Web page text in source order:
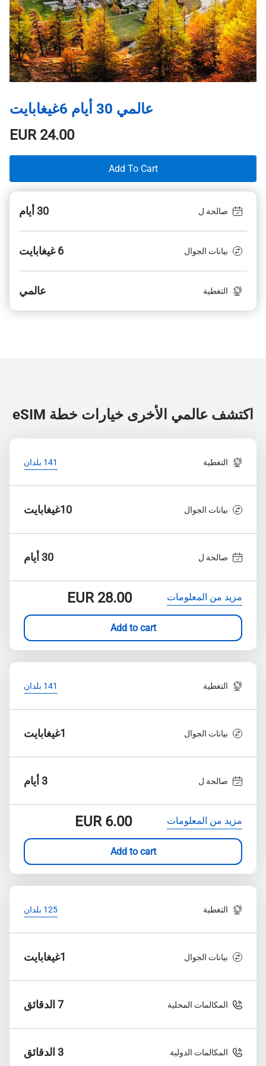
عالمي 30 أيام 6غيغابايت
EUR24.00
Add To Cart
صالحة ل 30 أيام
بيانات الجوال 6 غيغابايت
التغطية عالمي
اكتشف عالمي الأخرى خيارات خطة eSIM
التغطية 141 بلدان
بيانات الجوال 10غيغابايت
صالحة ل 30 أيام
مزيد من المعلومات EUR28.00
Add to cart
التغطية 141 بلدان
بيانات الجوال 1غيغابايت
صالحة ل 3 أيام
مزيد من المعلومات EUR6.00
Add to cart
التغطية 125 بلدان
بيانات الجوال 1غيغابايت
المكالمات المحلية 7 الدقائق
المكالمات الدولية 3 الدقائق